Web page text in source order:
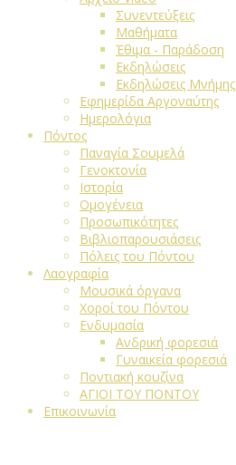
Συνεντεύξεις
Μαθήματα
Έθιμα - Παράδοση
Εκδηλώσεις
Εκδηλώσεις Μνήμης
Εφημερίδα Αργοναύτης
Ημερολόγια
Πόντος
Παναγία Σουμελά
Γενοκτονία
Ιστορία
Ομογένεια
Προσωπικότητες
Βιβλιοπαρουσιάσεις
Πόλεις του Πόντου
Λαογραφία
Μουσικά όργανα
Χοροί του Πόντου
Ενδυμασία
Ανδρική φορεσιά
Γυναικεία φορεσιά
Ποντιακή κουζίνα
ΑΓΙΟΙ ΤΟΥ ΠΟΝΤΟΥ
Επικοινωνία